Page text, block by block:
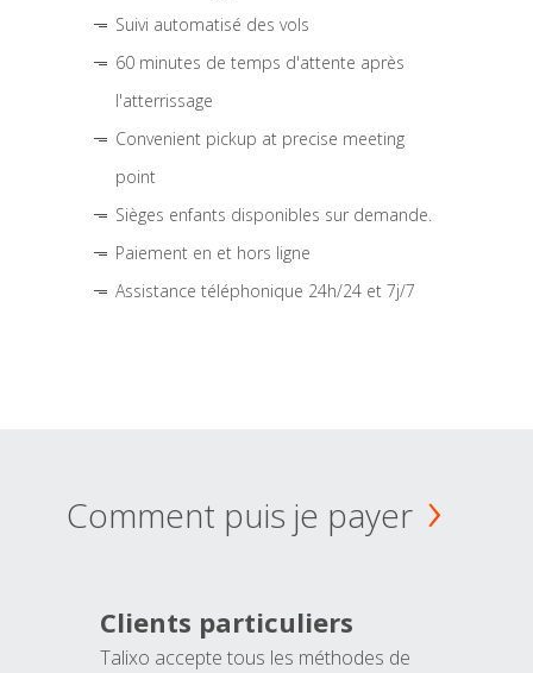
Suivi automatisé des vols
60 minutes de temps d'attente après
l'atterrissage
Convenient pickup at precise meeting
point
Sièges enfants disponibles sur demande.
Paiement en et hors ligne
Assistance téléphonique 24h/24 et 7j/7
Comment puis je payer
Clients particuliers
Talixo accepte tous les méthodes de